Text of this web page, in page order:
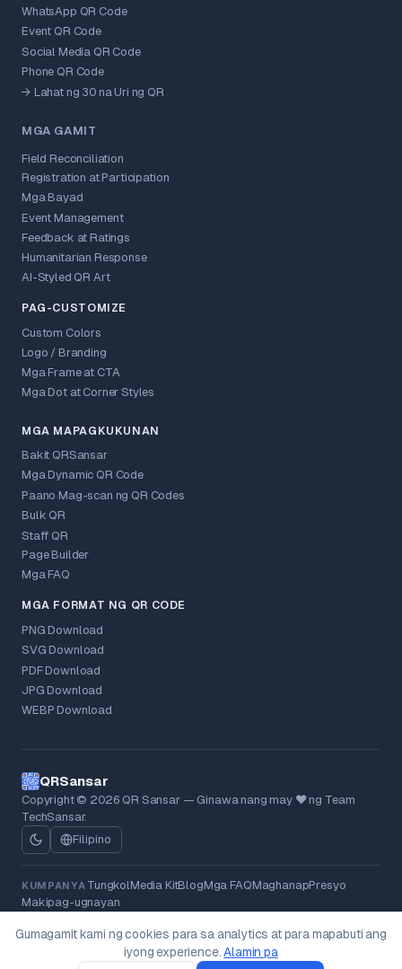
WhatsApp QR Code
Event QR Code
Social Media QR Code
Phone QR Code
→ Lahat ng 30 na Uri ng QR
MGA GAMIT
Field Reconciliation
Registration at Participation
Mga Bayad
Event Management
Feedback at Ratings
Humanitarian Response
AI-Styled QR Art
PAG-CUSTOMIZE
Custom Colors
Logo / Branding
Mga Frame at CTA
Mga Dot at Corner Styles
MGA MAPAGKUKUNAN
Bakit QRSansar
Mga Dynamic QR Code
Paano Mag-scan ng QR Codes
Bulk QR
Staff QR
Page Builder
Mga FAQ
MGA FORMAT NG QR CODE
PNG Download
SVG Download
PDF Download
JPG Download
WEBP Download
QRSansar
Copyright © 2026 QR Sansar — Ginawa nang may ❤ ng Team
TechSansar.
Filipino
KUMPANYA TungkolMedia KitBlogMga FAQMaghanapPresyo
Makipag-ugnayan
Mga CookiePagtanggal ng Data
Gumagamit kami ng cookies para sa analytics at para mapabuti ang
iyong experience.Alamin pa